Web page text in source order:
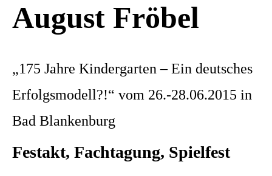
August Fröbel
„175 Jahre Kindergarten – Ein deutsches
Erfolgsmodell?!“ vom 26.-28.06.2015 in
Bad Blankenburg
Festakt, Fachtagung, Spielfest